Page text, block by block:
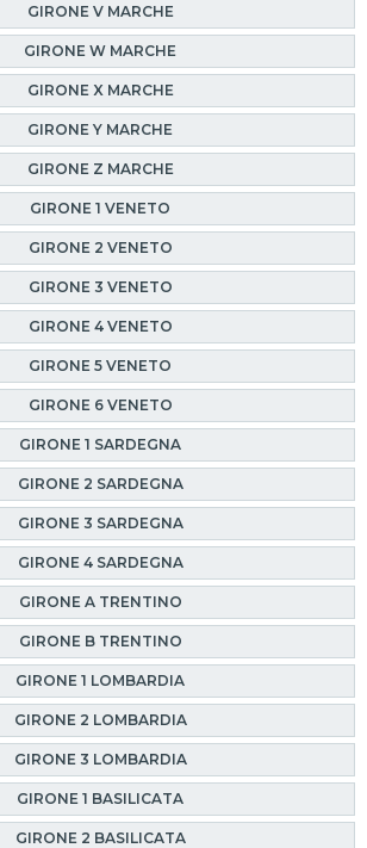
GIRONE V MARCHE
GIRONE W MARCHE
GIRONE X MARCHE
GIRONE Y MARCHE
GIRONE Z MARCHE
GIRONE 1 VENETO
GIRONE 2 VENETO
GIRONE 3 VENETO
GIRONE 4 VENETO
GIRONE 5 VENETO
GIRONE 6 VENETO
GIRONE 1 SARDEGNA
GIRONE 2 SARDEGNA
GIRONE 3 SARDEGNA
GIRONE 4 SARDEGNA
GIRONE A TRENTINO
GIRONE B TRENTINO
GIRONE 1 LOMBARDIA
GIRONE 2 LOMBARDIA
GIRONE 3 LOMBARDIA
GIRONE 1 BASILICATA
GIRONE 2 BASILICATA